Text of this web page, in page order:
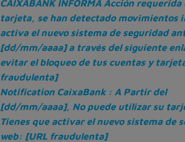
CAIXABANK INFORMA Acción requerida
tarjeta, se han detectado movimientos
activa el nuevo sistema de seguridad
[dd/mm/aaaa] a través del siguiente
evitar el bloqueo de tus cuentas y
fraudulenta]
Notification CaixaBank : A Partir del
[dd/mm/aaaa], No puede utilizar su
Tienes que activar el nuevo sistema de
web: [URL fraudulenta]